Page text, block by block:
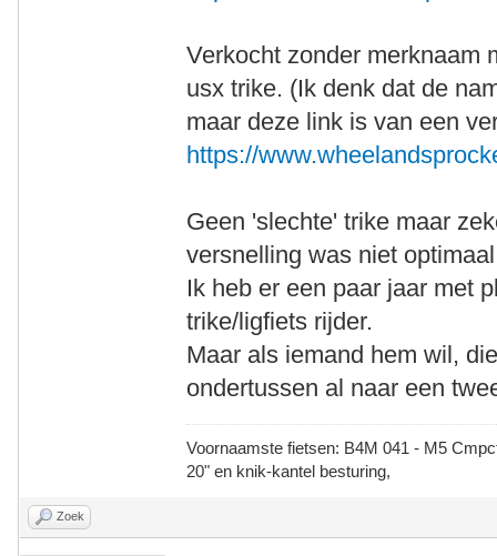
Verkocht zonder merknaam
usx trike. (Ik denk dat de
maar deze link is van een
https://
Geen 'slechte' trike maar
versnelling was niet
Ik heb er een paar jaar met
trike/ligfiets rijder.
Maar als iemand hem wil,
ondertussen al naar een
Voornaamste fietsen: B4M 041 - M5
20" en knik-kantel besturing,
Zoek